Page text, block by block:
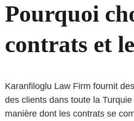
Pourquoi
contrats et
Karanfiloglu Law Firm fournit
des clients dans toute la
manière dont les contrats se